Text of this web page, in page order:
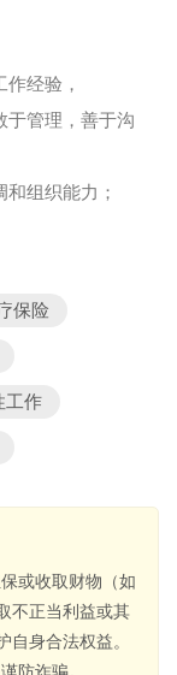
经验，
于管理，善于沟
组织能力；
保险
工作
或收取财物（如
不正当利益或其
身合法权益。